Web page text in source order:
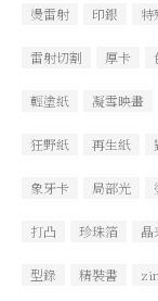
燙雷射 印銀 特
雷射切割 厚卡
輕塗紙 凝雪映畫
狂野紙 再生紙
象牙卡 局部光
打凸 珍珠箔 晶
型錄 精裝書